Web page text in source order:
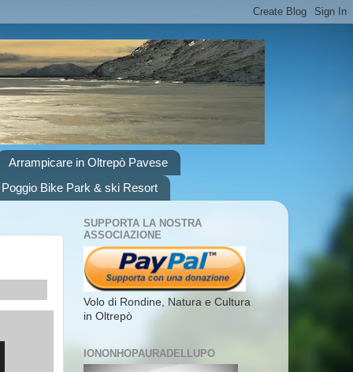
Arrampicare in Oltrepò Pavese
Bike Park & ski Resort
SUPPORTA LA NOSTRA
ASSOCIAZIONE
Volo di Rondine, Natura e Cultura
in Oltrepò
IONONHOPAURADELLUPO